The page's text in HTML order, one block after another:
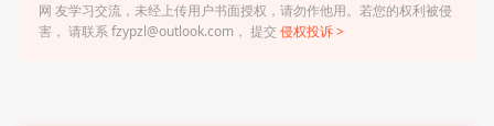
网 友学习交流，未经上传用户书面授权，请勿作他用。若您的权利被侵
害， 请联系 fzypzl@outlook.com， 提交 侵权投诉 >